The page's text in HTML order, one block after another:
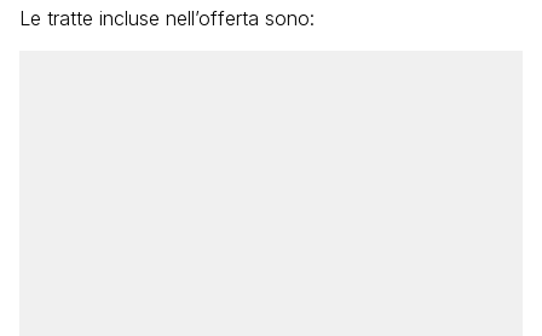
Le tratte incluse nell’offerta sono: